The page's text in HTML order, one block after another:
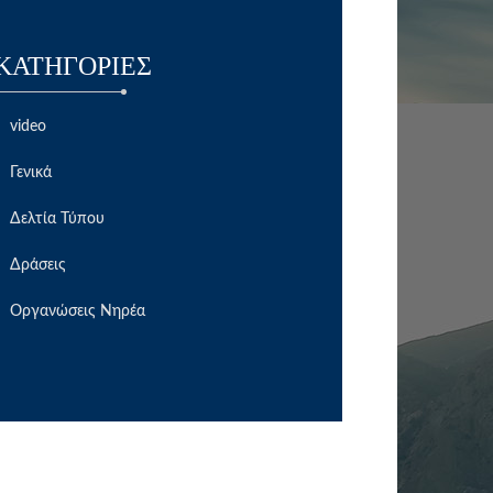
video
Γενικά
Δελτία Τύπου
Δράσεις
Οργανώσεις Νηρέα